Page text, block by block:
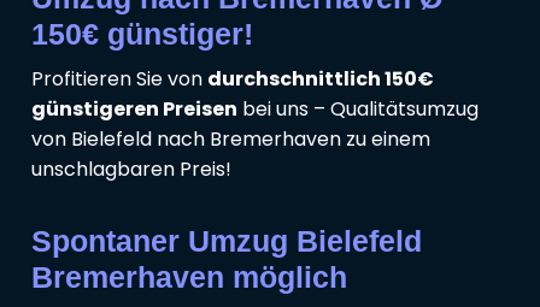
150€ günstiger!
Profitieren Sie von durchschnittlich 150€
günstigeren Preisen bei uns – Qualitätsumzug
von Bielefeld nach Bremerhaven zu einem
unschlagbaren Preis!
Spontaner Umzug Bielefeld
Bremerhaven möglich